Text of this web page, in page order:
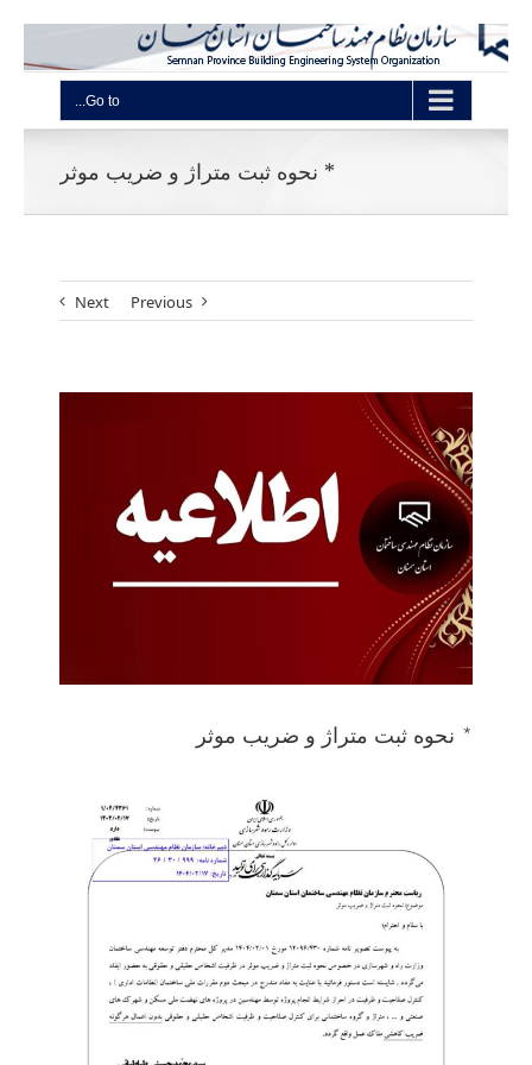
Go to...
* نحوه ثبت متراژ و ضریب موثر
Previous
Next
View
Larger
Image
* نحوه ثبت متراژ و ضریب موثر